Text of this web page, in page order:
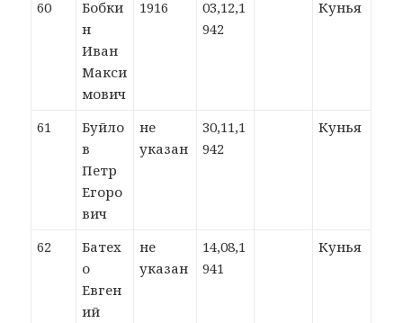
60
Бобки
н
Иван
Макси
мович
1916
03,12,1
942
Кунья
61
Буйло
в
Петр
Егоро
вич
не
указан
30,11,1
942
Кунья
62
Батех
о
Евген
ий
не
указан
14,08,1
941
Кунья